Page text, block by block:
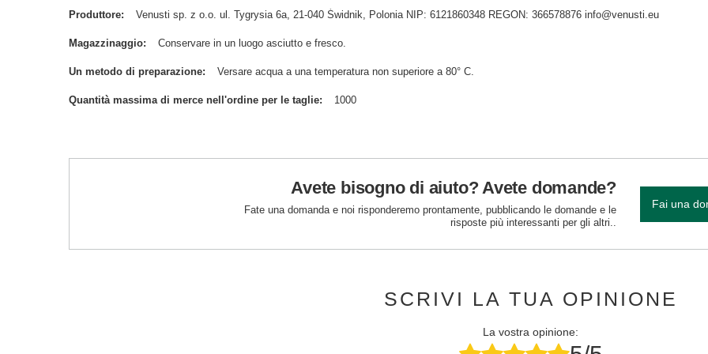
Produttore Venusti sp. z o.o. ul. Tygrysia 6a, 21-040 Świdnik, Polonia NIP: 6121860348 REGON: 366578876 info@venusti.eu
Magazzinaggio Conservare in un luogo asciutto e fresco.
Un metodo di preparazione Versare acqua a una temperatura non superiore a 80° C.
Quantità massima di merce nell'ordine per le taglie 1000
Avete bisogno di aiuto? Avete domande?
Fate una domanda e noi risponderemo prontamente, pubblicando le domande e le
risposte più interessanti per gli altri..
Fai una
SCRIVI LA TUA OPINIONE
La vostra opinione: